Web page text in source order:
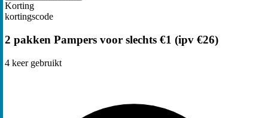
Korting
kortingscode
2 pakken Pampers voor slechts €1 (ipv €26)
4 keer gebruikt